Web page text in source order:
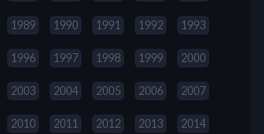
1989 1990 1991 1992 1993
1996 1997 1998 1999 2000
2003 2004 2005 2006 2007
2010 2011 2012 2013 2014